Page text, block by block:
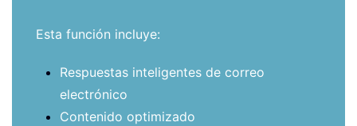
Esta función incluye:
Respuestas inteligentes de correo
electrónico
Contenido optimizado